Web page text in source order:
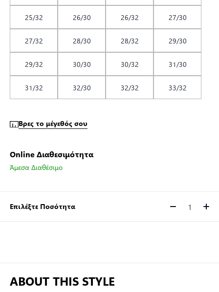
25/32
26/30 26/32
27/30
27/32
28/30 28/32
29/30
29/32
30/30 30/32
31/30
31/32
32/30 32/32 33/32
Βρες το μέγεθός σου
Online Διαθεσιμότητα
Άμεσα Διαθέσιμο
Επιλέξτε Ποσότητα Ποσότητα
ABOUT THIS STYLE